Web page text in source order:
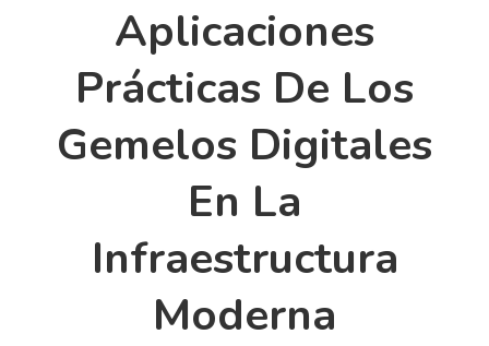
Aplicaciones
Prácticas De Los
Gemelos Digitales
En La
Infraestructura
Moderna